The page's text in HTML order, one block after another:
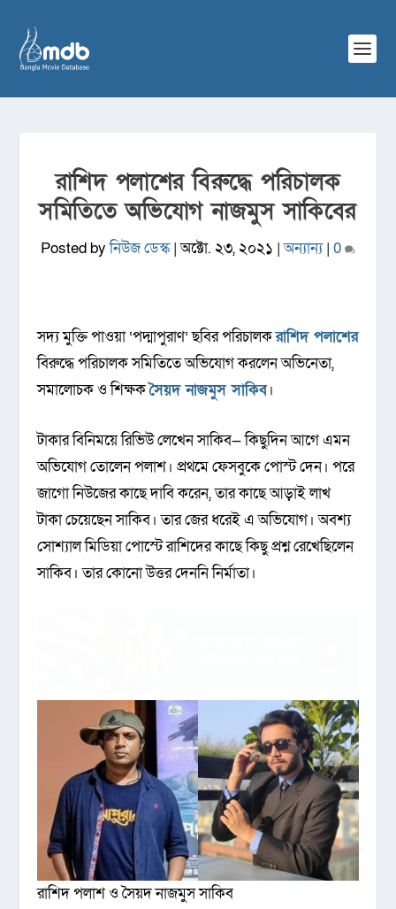
রাশিদ পলাশের বিরুদ্ধে পরিচালক
সমিতিতে অভিযোগ নাজমুস সাকিবের
Posted byনিউজ ডেস্ক|অক্টো. ২৩, ২০২১ |অন্যান্য| 0
সদ্য মুক্তি পাওয়া ‘পদ্মাপুরাণ’ ছবির পরিচালকরাশিদ পলাশের
বিরুদ্ধে পরিচালক সমিতিতে অভিযোগ করলেন অভিনেতা,
সমালোচক ও শিক্ষকসৈয়দ নাজমুস সাকিব।
টাকার বিনিময়ে রিভিউ লেখেন সাকিব— কিছুদিন আগে এমন
অভিযোগ তোলেন পলাশ। প্রথমে ফেসবুকে পোস্ট দেন। পরে
জাগো নিউজের কাছে দাবি করেন, তার কাছে আড়াই লাখ
টাকা চেয়েছেন সাকিব। তার জের ধরেই এ অভিযোগ। অবশ্য
সোশ্যাল মিডিয়া পোস্টে রাশিদের কাছে কিছু প্রশ্ন রেখেছিলেন
সাকিব। তার কোনো উত্তর দেননি নির্মাতা।
রাশিদ পলাশ ও সৈয়দ নাজমুস সাকিব